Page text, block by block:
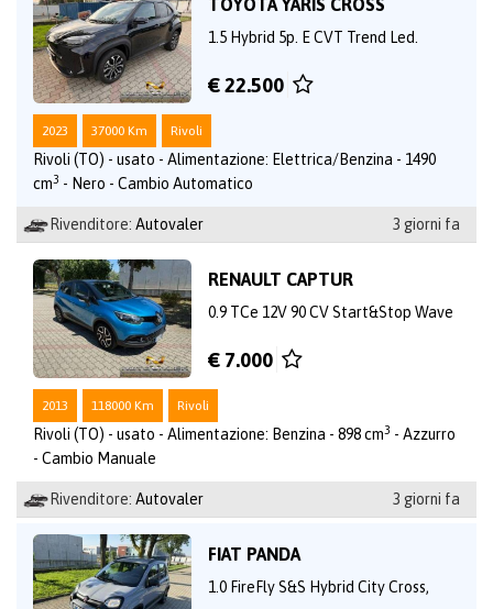
TOYOTA YARIS CROSS
1.5 Hybrid 5p. E CVT Trend Led.
€ 22.500
2023 37000 Km Rivoli
Rivoli (TO) - usato - Alimentazione: Elettrica/Benzina - 1490
cm3 - Nero - Cambio Automatico
Rivenditore: Autovaler 3 giorni fa
RENAULT CAPTUR
0.9 TCe 12V 90 CV Start&Stop Wave
€ 7.000
2013 118000 Km Rivoli
Rivoli (TO) - usato - Alimentazione: Benzina - 898 cm3 - Azzurro
- Cambio Manuale
Rivenditore: Autovaler 3 giorni fa
FIAT PANDA
1.0 FireFly S&S Hybrid City Cross,